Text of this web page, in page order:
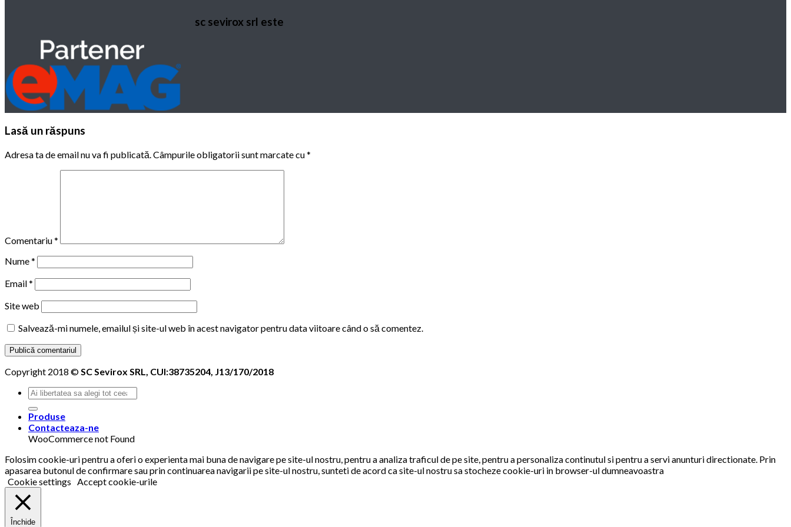
sc sevirox srl este
Lasă un răspuns
Adresa ta de email nu va fi publicată.Câmpurile obligatorii sunt marcate cu*
Comentariu*
Nume*
Email*
Site web
Salvează-mi numele, emailul și site-ul web în acest navigator pentru data viitoare când o să comentez.
Copyright 2018 ©SC Sevirox SRL, CUI:38735204, J13/170/2018
Produse
Contacteaza-ne
WooCommerce not Found
Folosim cookie-uri pentru a oferi o experienta mai buna de navigare pe site-ul nostru, pentru a analiza traficul de pe site, pentru a personaliza continutul si pentru a servi anunturi directionate. Prin
apasarea butonul de confirmare sau prin continuarea navigarii pe site-ul nostru, sunteti de acord ca site-ul nostru sa stocheze cookie-uri in browser-ul dumneavoastra
Cookie settings Accept cookie-urile
Închide